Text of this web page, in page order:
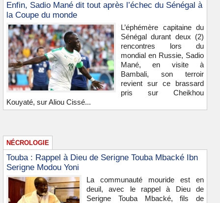
Enfin, Sadio Mané dit tout après l’échec du Sénégal à
la Coupe du monde
L’éphémère capitaine du
Sénégal durant deux (2)
rencontres lors du
mondial en Russie, Sadio
Mané, en visite à
Bambali, son terroir
revient sur ce brassard
pris sur Cheikhou
Kouyaté, sur Aliou Cissé...
NÉCROLOGIE
Touba : Rappel à Dieu de Serigne Touba Mbacké Ibn
Serigne Modou Yoni
La communauté mouride est en
deuil, avec le rappel à Dieu de
Serigne Touba Mbacké, fils de